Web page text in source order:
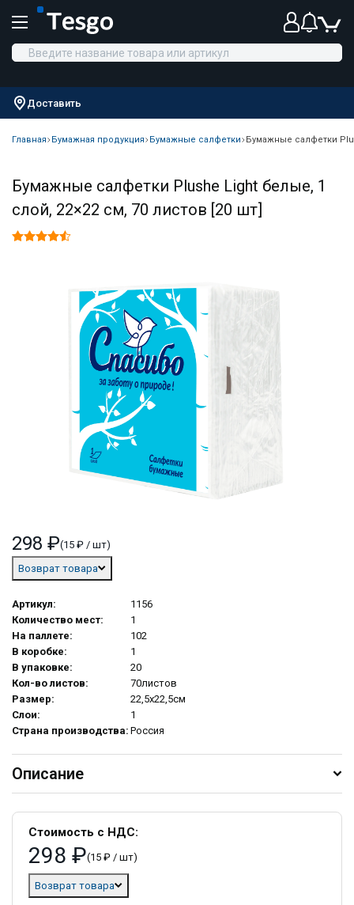
Доставить
Главная Бумажная продукция Бумажные салфетки Бумажные салфетки
Бумажные салфетки Plushe Light белые, 1
слой, 22×22 см, 70 листов [20 шт]
298 ₽(15 ₽ / шт)
Возврат товара
Артикул:
1156
Количество мест:
1
На паллете:
102
В коробке:
1
В упаковке:
20
Кол-во листов:
70листов
Размер:
22,5х22,5см
Слои:
1
Страна производства: Россия
Описание
Стоимость с НДС:
298 ₽(15 ₽ / шт)
Возврат товара